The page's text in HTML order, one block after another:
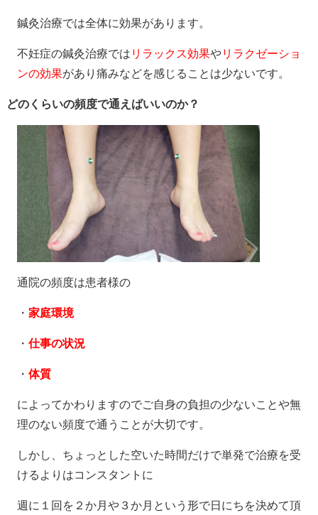
鍼灸治療では全体に効果があります。
不妊症の鍼灸治療では リラックス効果やリラクゼーショ
ンの効果があり痛みなどを感じることは少ないです。
どのくらいの頻度で通えばいいのか？
通院の頻度は患者様の
・ 家庭環境
・ 仕事の状況
・ 体質
によってかわりますのでご自身の負担の少ないことや無
理のない頻度で通うことが大切です。
しかし、ちょっとした空いた時間だけで単発で治療を受
けるよりはコンスタントに
週に１回を２か月や３か月という形で日にちを決めて頂